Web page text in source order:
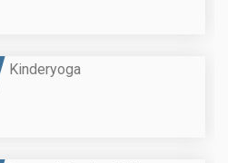
Kinderyoga